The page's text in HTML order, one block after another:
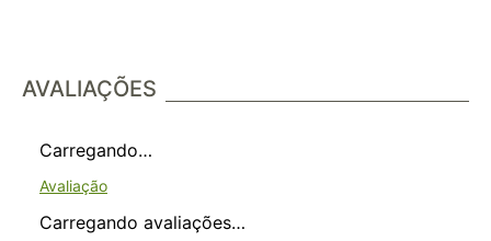
AVALIAÇÕES
Carregando…
Carregando avaliações…